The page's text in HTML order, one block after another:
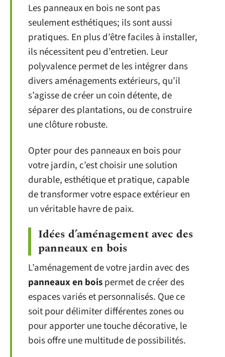
Les panneaux en bois ne sont pas
seulement esthétiques; ils sont aussi
pratiques. En plus d’être faciles à installer,
ils nécessitent peu d’entretien. Leur
polyvalence permet de les intégrer dans
divers aménagements extérieurs, qu’il
s’agisse de créer un coin détente, de
séparer des plantations, ou de construire
une clôture robuste.
Opter pour des panneaux en bois pour
votre jardin, c’est choisir une solution
durable, esthétique et pratique, capable
de transformer votre espace extérieur en
un véritable havre de paix.
Idées d’aménagement avec des
panneaux en bois
L’aménagement de votre jardin avec des
panneaux en boispermet de créer des
espaces variés et personnalisés. Que ce
soit pour délimiter différentes zones ou
pour apporter une touche décorative, le
bois offre une multitude de possibilités.